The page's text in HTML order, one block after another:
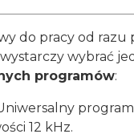
do pracy od razu
wybrać
programów:
Uniwersalny
12 kHz.